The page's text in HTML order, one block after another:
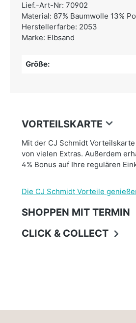
Lief.-Art-Nr: 70902
Material: 87% Baumwolle 13%
Herstellerfarbe: 2053
Marke: Elbsand
Größe:
VORTEILSKARTE
Mit der CJ Schmidt
von vielen Extras. Außerdem
4% Bonus auf Ihre regulären
Die CJ Schmidt Vorteile
SHOPPEN MIT TERMIN
CLICK & COLLECT